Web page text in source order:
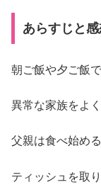
あらすじと
朝ご飯や夕ご飯
異常な家族をよ
父親は食べ始め
ティッシュを取